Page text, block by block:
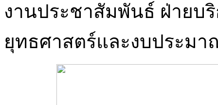
งานประชาสัมพันธ์ ฝ่ายบ
ยุทธศาสตร์และงบประมา